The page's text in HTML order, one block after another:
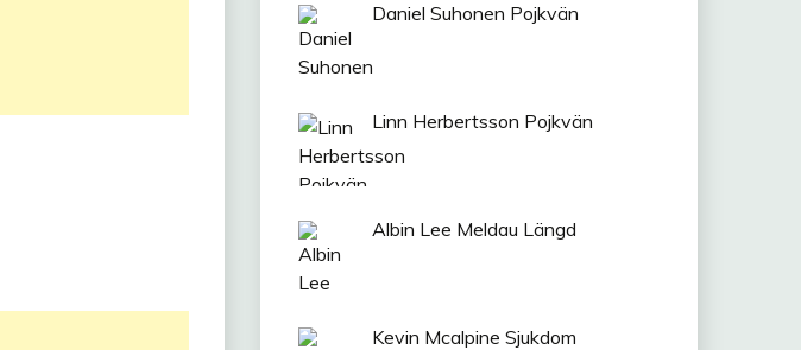
Daniel Suhonen Pojkvän
Linn Herbertsson Pojkvän
Albin Lee Meldau Längd
Kevin Mcalpine Sjukdom